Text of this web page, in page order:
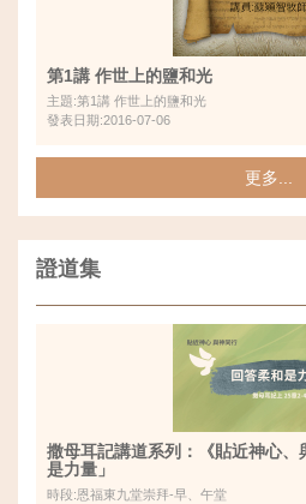
第1講 作世上的鹽和光
主題:第1講 作世上的鹽和光
發表日期:2016-07-06
更多...
證道集
撒母耳記講道系列：《貼近神心、
是力量」
時段:恩福東九堂崇拜-早、午堂